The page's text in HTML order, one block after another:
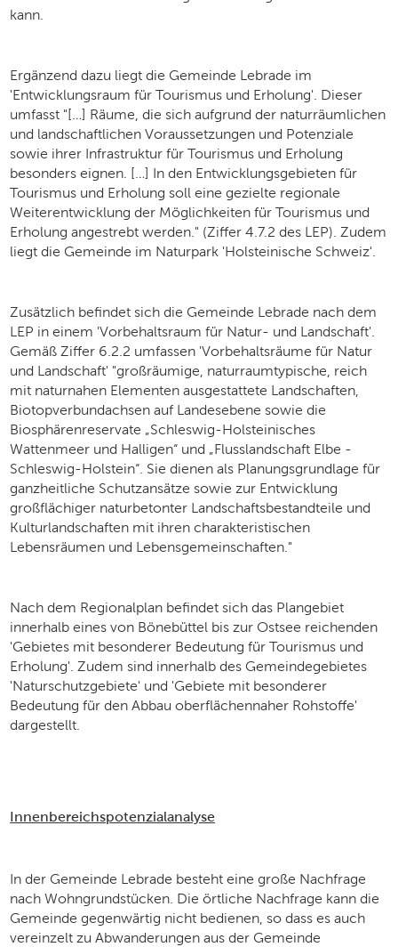
kann.
Ergänzend dazu liegt die Gemeinde Lebrade im
'Entwicklungsraum für Tourismus und Erholung'. Dieser
umfasst "[…] Räume, die sich aufgrund der naturräumlichen
und landschaftlichen Voraussetzungen und Potenziale
sowie ihrer Infrastruktur für Tourismus und Erholung
besonders eignen. […] In den Entwicklungsgebieten für
Tourismus und Erholung soll eine gezielte regionale
Weiterentwicklung der Möglichkeiten für Tourismus und
Erholung angestrebt werden." (Ziffer 4.7.2 des LEP). Zudem
liegt die Gemeinde im Naturpark 'Holsteinische Schweiz'.
Zusätzlich befindet sich die Gemeinde Lebrade nach dem
LEP in einem 'Vorbehaltsraum für Natur- und Landschaft'.
Gemäß Ziffer 6.2.2 umfassen 'Vorbehaltsräume für Natur
und Landschaft' "großräumige, naturraumtypische, reich
mit naturnahen Elementen ausgestattete Landschaften,
Biotopverbundachsen auf Landesebene sowie die
Biosphärenreservate „Schleswig-Holsteinisches
Wattenmeer und Halligen“ und „Flusslandschaft Elbe -
Schleswig-Holstein“. Sie dienen als Planungsgrundlage für
ganzheitliche Schutzansätze sowie zur Entwicklung
großflächiger naturbetonter Landschaftsbestandteile und
Kulturlandschaften mit ihren charakteristischen
Lebensräumen und Lebensgemeinschaften."
Nach dem Regionalplan befindet sich das Plangebiet
innerhalb eines von Bönebüttel bis zur Ostsee reichenden
'Gebietes mit besonderer Bedeutung für Tourismus und
Erholung'. Zudem sind innerhalb des Gemeindegebietes
'Naturschutzgebiete' und 'Gebiete mit besonderer
Bedeutung für den Abbau oberflächennaher Rohstoffe'
dargestellt.
Innenbereichspotenzialanalyse
In der Gemeinde Lebrade besteht eine große Nachfrage
nach Wohngrundstücken. Die örtliche Nachfrage kann die
Gemeinde gegenwärtig nicht bedienen, so dass es auch
vereinzelt zu Abwanderungen aus der Gemeinde